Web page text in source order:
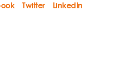
Twitter LinkedIn